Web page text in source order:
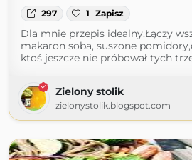
297 1 Zapisz
Dla mnie przepis idealny.Łączy
makaron soba, suszone
ktoś jeszcze nie próbował tych
Zielony stolik
zielonystolik.blogspot.com